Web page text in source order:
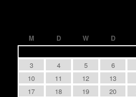
M
D W D
3
4 5 6
10
11 12 13
17
18 19 20